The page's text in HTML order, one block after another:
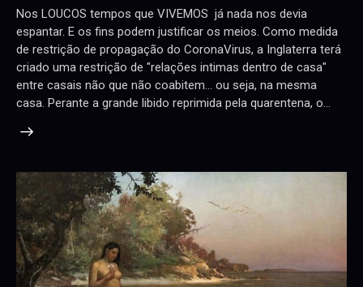
Nos LOUCOS tempos que VIVEMOS já nada nos devia
espantar. E os fins podem justificar os meios. Como medida
de restrição de propagação do CoronaVirus, a Inglaterra terá
criado uma restrição de "relações intimas dentro de casa"
entre casais não que não coabitem... ou seja, na mesma
casa. Perante a grande libido reprimida pela quarentena, o…